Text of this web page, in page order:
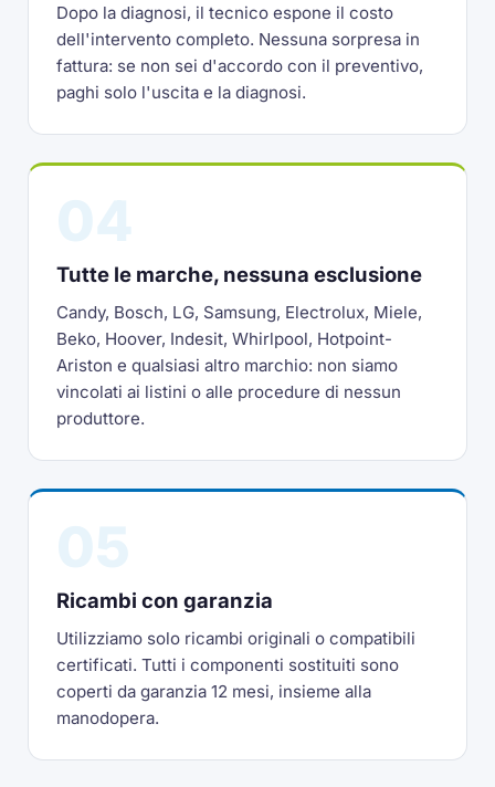
Dopo la diagnosi, il tecnico espone il costo
dell'intervento completo. Nessuna sorpresa in
fattura: se non sei d'accordo con il preventivo,
paghi solo l'uscita e la diagnosi.
Tutte le marche, nessuna esclusione
Candy, Bosch, LG, Samsung, Electrolux, Miele,
Beko, Hoover, Indesit, Whirlpool, Hotpoint-
Ariston e qualsiasi altro marchio: non siamo
vincolati ai listini o alle procedure di nessun
produttore.
Ricambi con garanzia
Utilizziamo solo ricambi originali o compatibili
certificati. Tutti i componenti sostituiti sono
coperti da garanzia 12 mesi, insieme alla
manodopera.